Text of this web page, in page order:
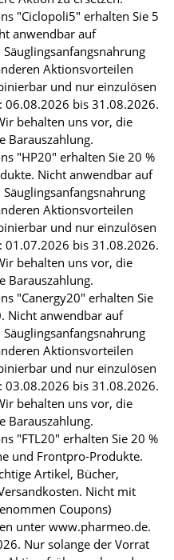
"Ciclopoli5" erhalten Sie 5
anwendbar auf
Aktionsvorteilen
und nur einzulösen
bis 31.08.2026.
behalten uns vor, die
Barauszahlung.
"HP20" erhalten Sie 20 %
Nicht anwendbar auf
Aktionsvorteilen
und nur einzulösen
bis 31.08.2026.
behalten uns vor, die
Barauszahlung.
"Canergy20" erhalten Sie
Nicht anwendbar auf
Aktionsvorteilen
und nur einzulösen
bis 31.08.2026.
behalten uns vor, die
Barauszahlung.
"FTL20" erhalten Sie 20 %
und Frontpro-Produkte.
Artikel, Bücher,
Nicht mit
Coupons)
unter www.pharmeo.de.
Nur solange der Vorrat